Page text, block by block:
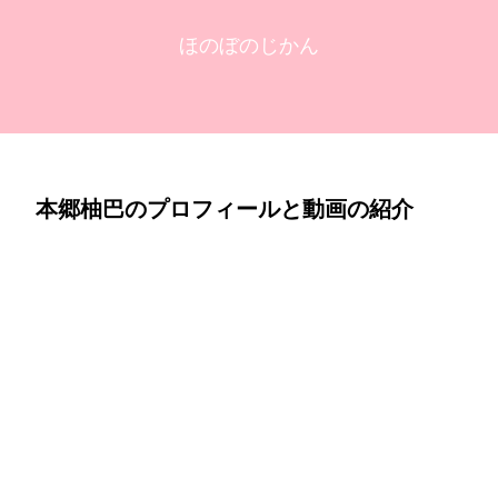
ほのぼのじかん
本郷柚巴のプロフィールと動画の紹介